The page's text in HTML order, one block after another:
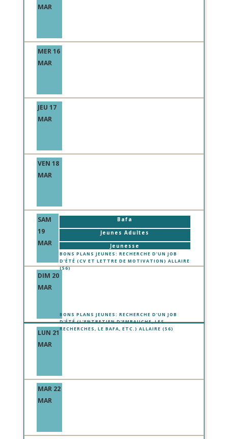
MAR
MER 16
MAR
JEU 17
MAR
VEN 18
MAR
SAM
19
MAR
Bafa
Jeunes Adultes
Jeunesse
BONS PLANS JEUNES: RECHERCHE D'UN JOB
D'ÉTÉ (CV ET LETTRE DE MOTIVATION) ALLAIRE
(56)
BONS PLANS JEUNES: RECHERCHE D'UN JOB
D'ÉTÉ (L'ENTRETIEN D'EMBAUCHE, LES
RECHERCHES, LE BAFA, ETC.) ALLAIRE (56)
DIM 20
MAR
LUN 21
MAR
MAR 22
MAR